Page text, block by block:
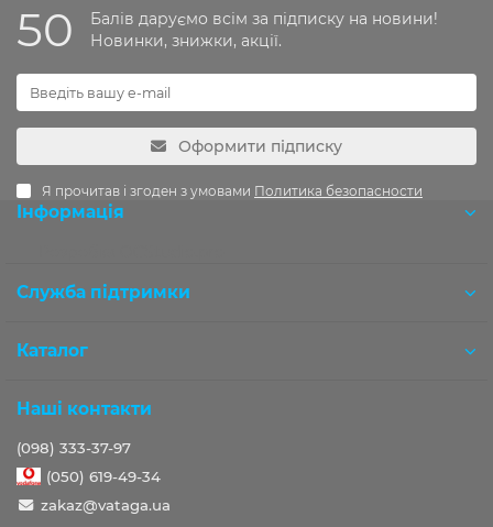
50
Балів даруємо всім за підписку на новини!
Новинки, знижки, акції.
Оформити підписку
Я прочитав і згоден з умовами Политика безопасности
Інформація
Служба підтримки
Каталог
Наші контакти
(098) 333-37-97
(050) 619-49-34
zakaz@vataga.ua